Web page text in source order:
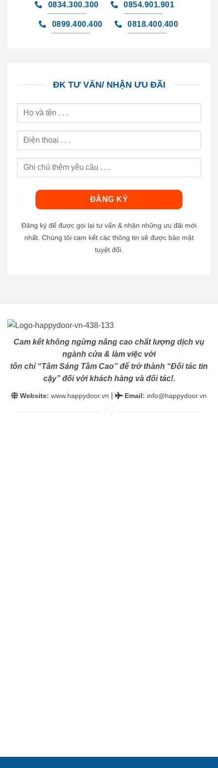
0834.300.300 0854.901.901
0899.400.400 0818.400.400
ĐK TƯ VẤN/ NHẬN ƯU ĐÃI
Đăng ký để được gọi lại tư vấn & nhận những ưu đãi mới
nhất. Chúng tôi cam kết các thông tin sẽ được bảo mật
tuyệt đối.
Cam kết không ngừng nâng cao chất lượng dịch vụ
ngành cửa & làm việc với
tôn chỉ “Tâm Sáng Tầm Cao” để trở thành “Đối tác tin
cậy” đối với khách hàng và đối tác!.
Website: www.happydoor.vn Email: info@happydoor.vn